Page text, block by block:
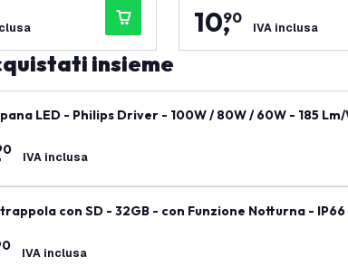
10,
90
IVA inclusa
insieme
LED - Philips Driver - 100W / 80W / 60W - 185 Lm/W -
IVA inclusa
con SD - 32GB - con Funzione Notturna - IP66
IVA inclusa